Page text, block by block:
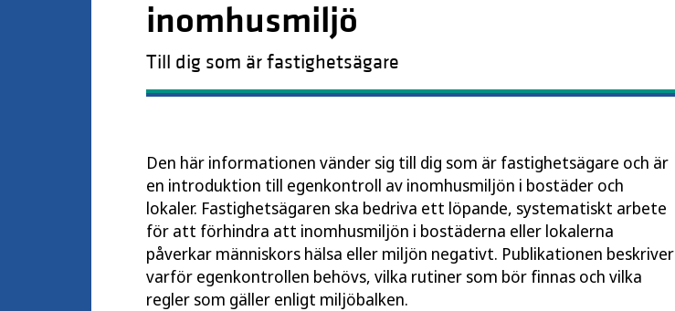
inomhusmiljö
Till dig som är fastighetsägare
Den här informationen vänder sig till dig som är fastighetsägare och är
en introduktion till egenkontroll av inomhusmiljön i bostäder och
lokaler. Fastighetsägaren ska bedriva ett löpande, systematiskt arbete
för att förhindra att inomhusmiljön i bostäderna eller lokalerna
påverkar människors hälsa eller miljön negativt. Publikationen beskriver
varför egenkontrollen behövs, vilka rutiner som bör finnas och vilka
regler som gäller enligt miljöbalken.